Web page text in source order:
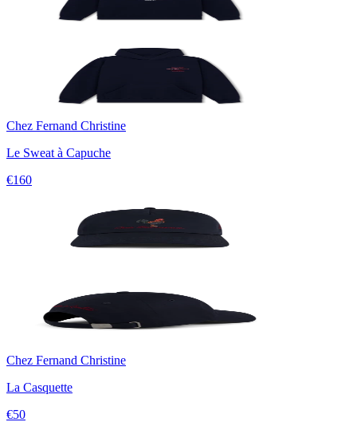
Chez Fernand Christine
Le Sweat à Capuche
€160
Chez Fernand Christine
La Casquette
€50